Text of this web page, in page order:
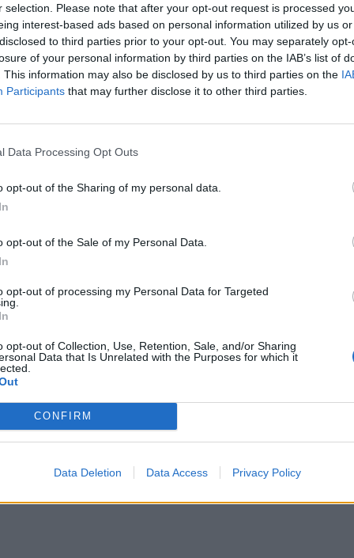
selection. Please note that after your opt-out request is processed
interest-based ads based on personal information utilized by us
to third parties prior to your opt-out. You may separately
of your personal information by third parties on the IAB’s list of
This information may also be disclosed by us to third parties on the
Participants that may further disclose it to other third parties.
Data Processing Opt Outs
opt-out of the Sharing of my personal data.
opt-out of the Sale of my Personal Data.
opt-out of processing my Personal Data for Targeted
opt-out of Collection, Use, Retention, Sale, and/or Sharing
Data that Is Unrelated with the Purposes for which it
CONFIRM
Data Deletion Data Access Privacy Policy
και νέα επιχορήγηση, στα περιθώρια
πρόσωπα και συντηρούν καταστάσεις,
που παράγεται και να δημιουργήσουν
Η απάντηση έχει δοθεί στην
και θα συνεχισθεί και στο μέλλον σε
την άρρηκτη σχέση μας.
στο μέλλον λόγω της πολιτικής
μισθών αλλά και απολύσεις. Εγγυόμαστε,
ποιοτική αναβάθμιση της εκπαίδευσης
προβλήματα τους.
ειδικά προγράμματα που αφορούν
κοινωνίας αλληλεγγύης,
λόγο αφού ανέφεραν τα ιδιαίτερα
το μεγάλο ενδιαφέρον του Δήμου
συνεργασία που υπάρχει για την επίλυση
Γρυπιώτη και τους συνεργάτες του για την
το Δήμο Ευρώτα πρωτοπόρο σε